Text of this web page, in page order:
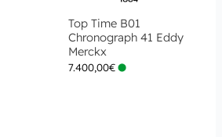
Top Time B01
Chronograph 41 Eddy
Merckx
7.400,00€